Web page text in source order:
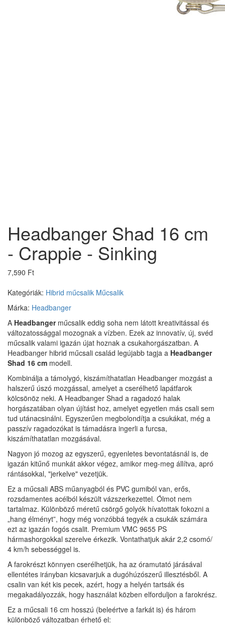
Headbanger Shad 16 cm
- Crappie - Sinking
7,590 Ft
Kategóriák: Hibrid műcsalik Műcsalik
Márka: Headbanger
A Headbangerműcsalik eddig soha nem látott kreativitással és
változatossággal mozognak a vízben. Ezek az innovatív, új, svéd
műcsalik valami igazán újat hoznak a csukahorgászatban. A
Headbanger hibrid műcsali család legújabb tagja a Headbanger
Shad 16 cm modell.
Kombinálja a támolygó, kiszámíthatatlan Headbanger mozgást a
halszerű úszó mozgással, amelyet a cserélhető lapátfarok
kölcsönöz neki. A Headbanger Shad a ragadozó halak
horgászatában olyan újítást hoz, amelyet egyetlen más csali sem
tud utánacsinálni. Egyszerűen megbolondítja a csukákat, még a
passzív ragadozókat is támadásra ingerli a furcsa,
kiszámíthatatlan mozgásával.
Nagyon jó mozog az egyszerű, egyenletes bevontatásnál is, de
igazán kitűnő munkát akkor végez, amikor meg-meg állítva, apró
rántásokkal, "jerkelve" vezetjük.
Ez a műcsali ABS műanyagból és PVC gumiból van, erős,
rozsdamentes acélból készült vázszerkezettel. Ólmot nem
tartalmaz. Különböző méretű csörgő golyók hívatottak fokozni a
„hang élményt”, hogy még vonzóbbá tegyék a csukák számára
ezt az igazán fogós csalit. Premium VMC 9655 PS
hármashorgokkal szerelve érkezik. Vontathatjuk akár 2,2 csomó/
4 km/h sebességgel is.
A farokrészt könnyen cserélhetjük, ha az óramutató járásával
ellentétes irányban kicsavarjuk a dugóhúzószerű illesztésből. A
csalin van két kis pecek, azért, hogy a helyén tartsák és
megakadályozzák, hogy használat közben elforduljon a farokrész.
Ez a műcsali 16 cm hosszú (beleértve a farkát is) és három
különböző változatban érhető el: